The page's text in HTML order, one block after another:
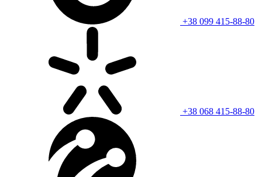
+38 099 415-88-80
+38 068 415-88-80